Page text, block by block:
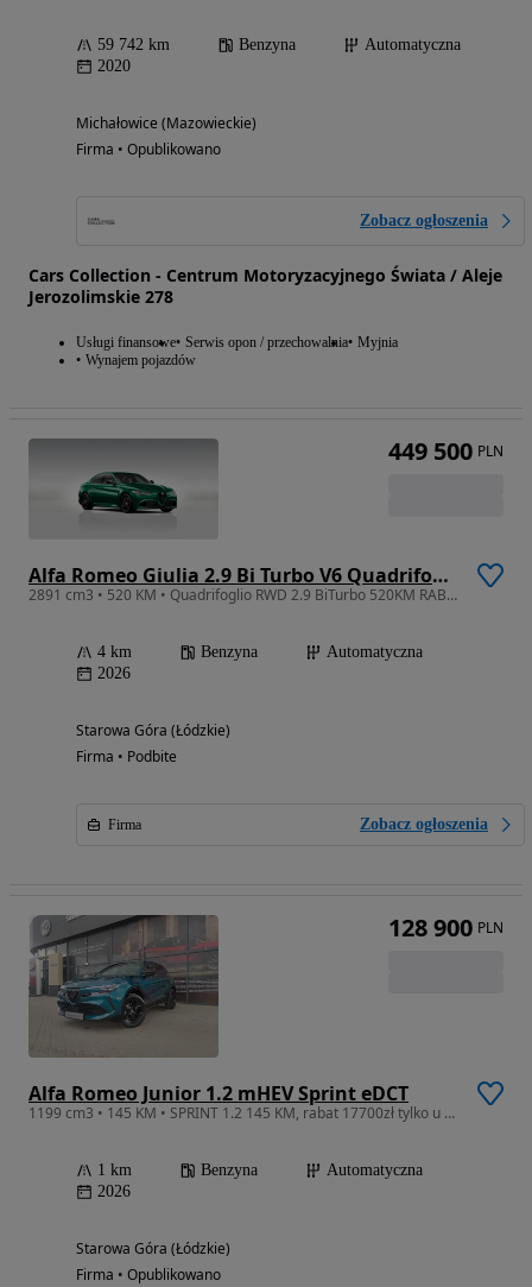
59 742 km Benzyna
Automatyczna
2020
Michałowice (Mazowieckie)
Firma • Opublikowano
Zobacz ogłoszenia
Cars Collection - Centrum Motoryzacyjnego Świata / Aleje
Jerozolimskie 278
Usługi finansowe Serwis opon / przechowalnia Myjnia
Wynajem pojazdów
Alfa Romeo Giulia 2.9 Bi Turbo V6 Quadrifoglio
2891 cm3 • 520 KM • Quadrifoglio RWD 2.9 BiTurbo 520KM RABAT aż 98530PLN od ZasadaAutomot
4 km Benzyna
Automatyczna
2026
Starowa Góra (Łódzkie)
Firma • Podbite
Firma Zobacz ogłoszenia
449 500 PLN
Alfa Romeo Junior 1.2 mHEV Sprint eDCT
1199 cm3 • 145 KM • SPRINT 1.2 145 KM, rabat 17700zł tylko u ZasadaAutomotive
1 km Benzyna
Automatyczna
2026
Starowa Góra (Łódzkie)
Firma • Opublikowano
128 900 PLN